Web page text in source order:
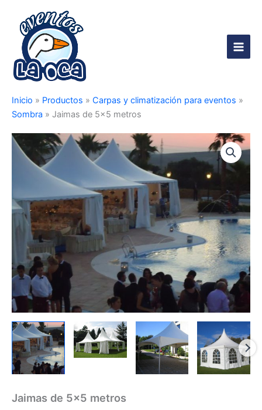
contenido
Main
Inicio » Productos » Carpas y climatización para eventos »
Sombra » Jaimas de 5×5 metros
Jaimas de 5×5 metros